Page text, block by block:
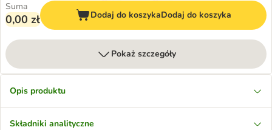
Suma
0,00 zł Dodaj do koszykaDodaj do koszyka
Pokaż szczegóły
Opis produktu
Składniki analityczne